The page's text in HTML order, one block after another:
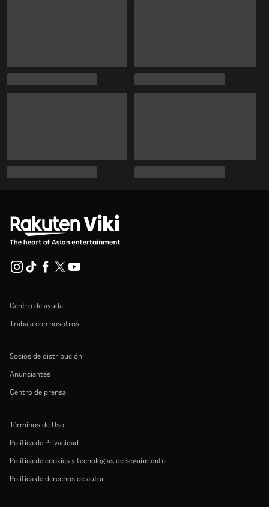
Centro de ayuda
Trabaja con nosotros
Socios de distribución
Anunciantes
Centro de prensa
Términos de Uso
Política de Privacidad
Política de cookies y tecnologías de seguimiento
Política de derechos de autor